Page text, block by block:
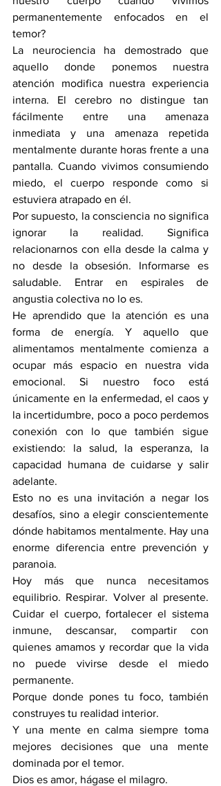
permanentemente enfocados en el
temor?
La neurociencia ha demostrado que
aquello donde ponemos nuestra
atención modifica nuestra experiencia
interna. El cerebro no distingue tan
fácilmente entre una amenaza
inmediata y una amenaza repetida
mentalmente durante horas frente a una
pantalla. Cuando vivimos consumiendo
miedo, el cuerpo responde como si
estuviera atrapado en él.
Por supuesto, la consciencia no significa
ignorar la realidad. Significa
relacionarnos con ella desde la calma y
no desde la obsesión. Informarse es
saludable. Entrar en espirales de
angustia colectiva no lo es.
He aprendido que la atención es una
forma de energía. Y aquello que
alimentamos mentalmente comienza a
ocupar más espacio en nuestra vida
emocional. Si nuestro foco está
únicamente en la enfermedad, el caos y
la incertidumbre, poco a poco perdemos
conexión con lo que también sigue
existiendo: la salud, la esperanza, la
capacidad humana de cuidarse y salir
adelante.
Esto no es una invitación a negar los
desafíos, sino a elegir conscientemente
dónde habitamos mentalmente. Hay una
enorme diferencia entre prevención y
paranoia.
Hoy más que nunca necesitamos
equilibrio. Respirar. Volver al presente.
Cuidar el cuerpo, fortalecer el sistema
inmune, descansar, compartir con
quienes amamos y recordar que la vida
no puede vivirse desde el miedo
permanente.
Porque donde pones tu foco, también
construyes tu realidad interior.
Y una mente en calma siempre toma
mejores decisiones que una mente
dominada por el temor.
Dios es amor, hágase el milagro.